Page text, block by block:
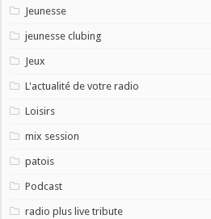
Jeunesse
jeunesse clubing
Jeux
L'actualité de votre radio
Loisirs
mix session
patois
Podcast
radio plus live tribute